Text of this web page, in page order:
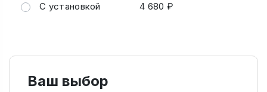
С установкой 4 680 ₽
Ваш выбор